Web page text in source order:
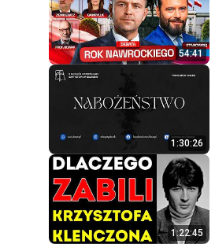
54:41
1:30:26
1:22:45